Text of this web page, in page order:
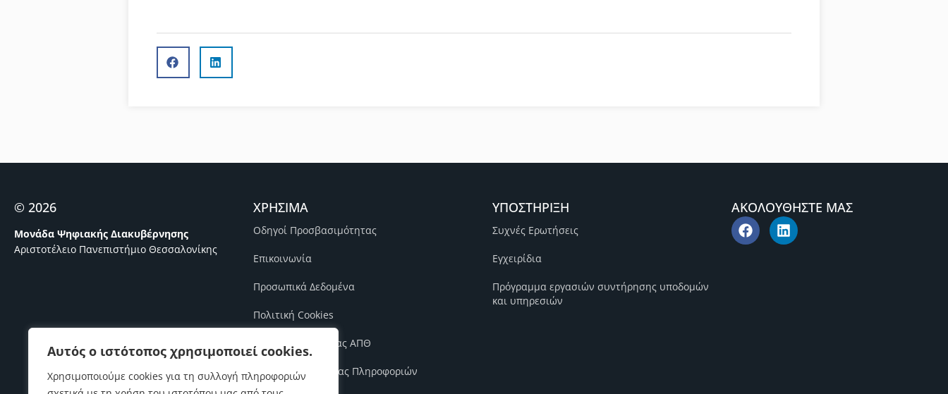
Αυτός ο ιστότοπος χρησιμοποιεί cookies.
Χρησιμοποιούμε cookies για τη συλλογή πληροφοριών
© 2026
Μονάδα Ψηφιακής Διακυβέρνησης
Αριστοτέλειο Πανεπιστήμιο Θεσσαλονίκης
ΧΡΗΣΙΜΑ
Οδηγοί Προσβασιμότητας
Επικοινωνία
Προσωπικά Δεδομένα
Πολιτική Cookies
Πολιτική Ποιότητας ΑΠΘ
Πολιτική Ασφάλειας Πληροφοριών
ΥΠΟΣΤΗΡΙΞΗ
Συχνές Ερωτήσεις
Εγχειρίδια
Πρόγραμμα εργασιών συντήρησης υποδομών
και υπηρεσιών
ΑΚΟΛΟΥΘΗΣΤΕ ΜΑΣ